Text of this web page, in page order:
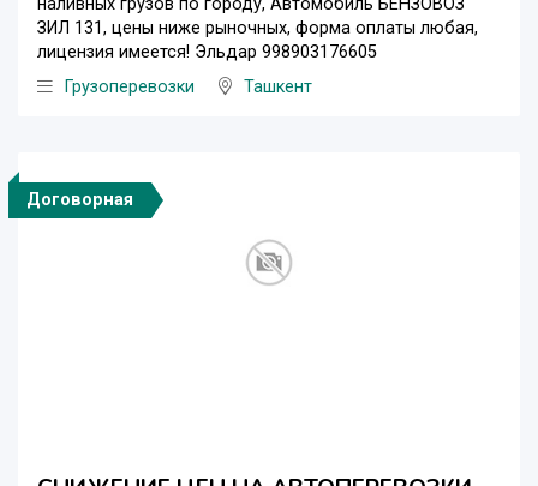
ЗИЛ 131, цены ниже рыночных, форма оплаты любая,
лицензия имеется! Эльдар 998903176605
Грузоперевозки
Ташкент
Договорная